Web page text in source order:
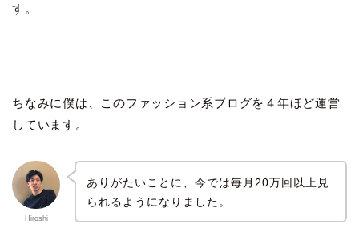
す。
ちなみに僕は、このファッション系ブログを４年ほど運営
しています。
Hiroshi
ありがたいことに、今では毎月20万回以上見
られるようになりました。